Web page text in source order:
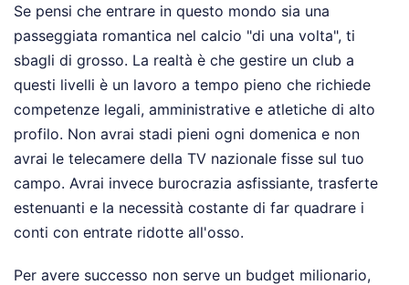
Se pensi che entrare in questo mondo sia una
passeggiata romantica nel calcio "di una volta", ti
sbagli di grosso. La realtà è che gestire un club a
questi livelli è un lavoro a tempo pieno che richiede
competenze legali, amministrative e atletiche di alto
profilo. Non avrai stadi pieni ogni domenica e non
avrai le telecamere della TV nazionale fisse sul tuo
campo. Avrai invece burocrazia asfissiante, trasferte
estenuanti e la necessità costante di far quadrare i
conti con entrate ridotte all'osso.
Per avere successo non serve un budget milionario,